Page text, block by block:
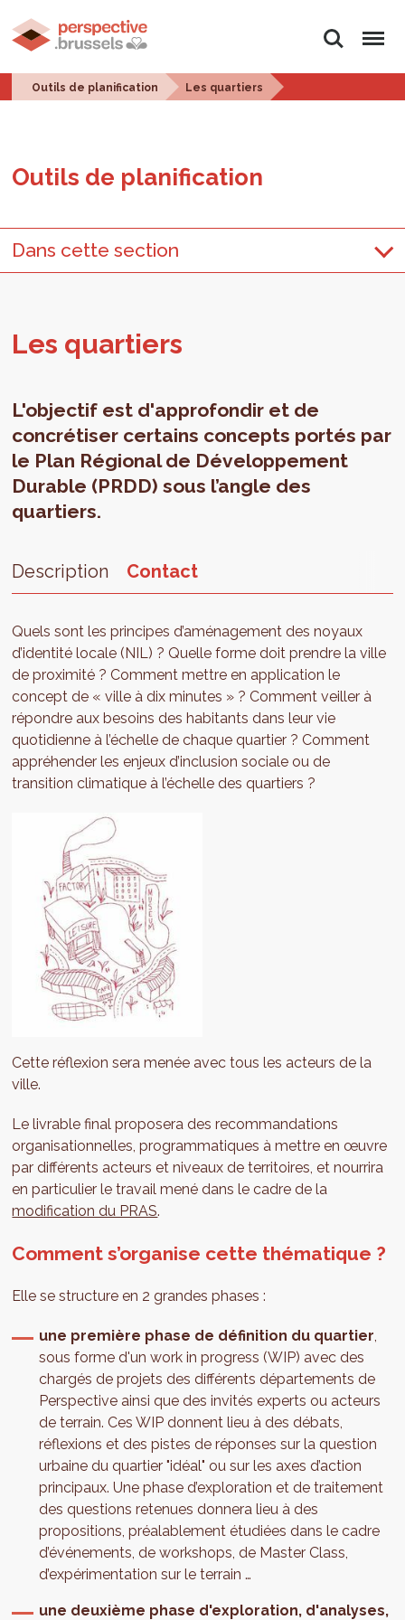
Rechercher
Menu
Outils de planification Les quartiers
Outils de pla­ni­fi­ca­tion
Dans cette section
Les quar­tiers
L'objectif est d'approfondir et de
concrétiser certains concepts portés par
le Plan Régional de Développement
Durable (PRDD) sous l’angle des
quartiers.
Description Contact
Quels sont les principes d’aménagement des noyaux
d’identité locale (NIL) ? Quelle forme doit prendre la ville
de proximité ? Comment mettre en application le
concept de « ville à dix minutes » ? Comment veiller à
répondre aux besoins des habitants dans leur vie
quotidienne à l’échelle de chaque quartier ? Comment
appréhender les enjeux d’inclusion sociale ou de
transition climatique à l’échelle des quartiers ?
Cette réflexion sera menée avec tous les acteurs de la
ville.
Le livrable final proposera des recommandations
organisationnelles, programmatiques à mettre en œuvre
par différents acteurs et niveaux de territoires, et nourrira
en particulier le travail mené dans le cadre de la
modification du PRAS.
Comment s’organise cette thématique ?
Elle se structure en 2 grandes phases :
une première phase de définition du quartier
sous forme d'un work in progress (WIP) avec des
chargés de projets des différents départements de
Perspective ainsi que des invités experts ou acteurs
de terrain. Ces WIP donnent lieu à des débats,
réflexions et des pistes de réponses sur la question
urbaine du quartier "idéal" ou sur les axes d’action
principaux. Une phase d’exploration et de traitement
des questions retenues donnera lieu à des
propositions, préalablement étudiées dans le cadre
d’événements, de workshops, de Master Class,
d’expérimentation sur le terrain …
une deuxième phase d'exploration, d'analyses,